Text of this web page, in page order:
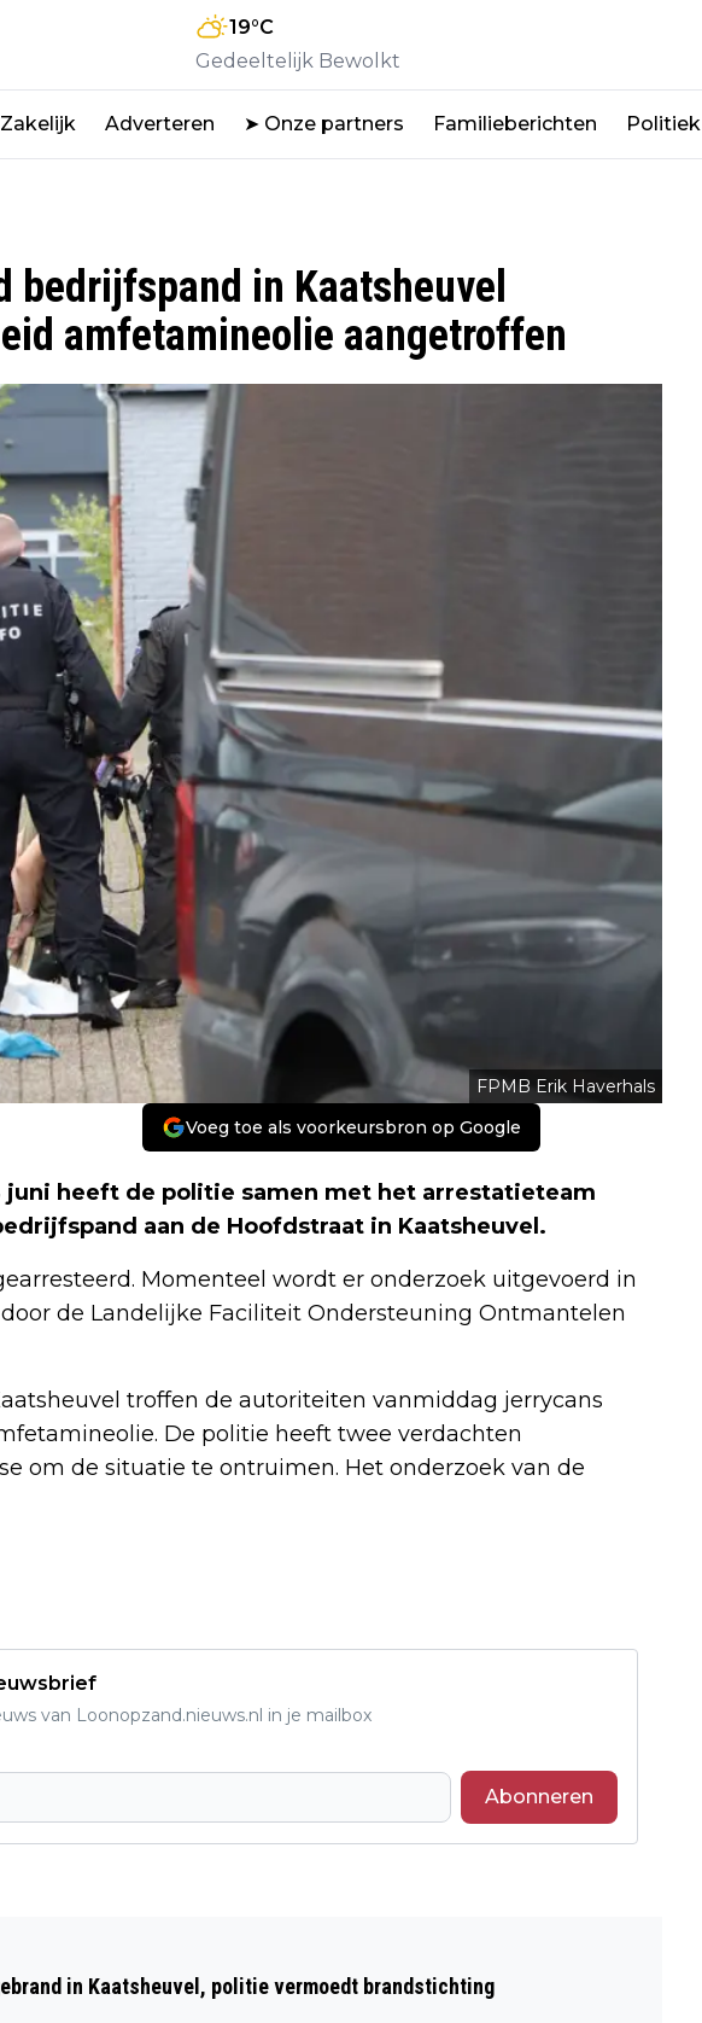
19°C
Gedeeltelijk Bewolkt
Zakelijk Adverteren ➤ Onze partners Familieberichten Politiek
bedrijfspand in Kaatsheuvel
amfetamineolie aangetroffen
FPMB Erik Haverhals
Voeg toe als voorkeursbron op Google
juni heeft de politie samen met het arrestatieteam
aan de Hoofdstraat in Kaatsheuvel.
Momenteel wordt er onderzoek uitgevoerd in
de Landelijke Faciliteit Ondersteuning Ontmantelen
troffen de autoriteiten vanmiddag jerrycans
De politie heeft twee verdachten
om de situatie te ontruimen. Het onderzoek van de
van Loonopzand.nieuws.nl in je mailbox
Abonneren
DRAVIK IN SPRANG-CAPELLE
in Kaatsheuvel, politie vermoedt brandstichting